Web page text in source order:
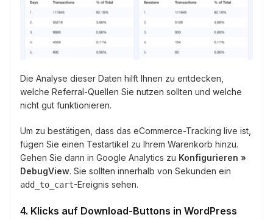
Die Analyse dieser Daten hilft Ihnen zu entdecken,
welche Referral-Quellen Sie nutzen sollten und welche
nicht gut funktionieren.
Um zu bestätigen, dass das eCommerce-Tracking live ist,
fügen Sie einen Testartikel zu Ihrem Warenkorb hinzu.
Gehen Sie dann in Google Analytics zu Konfigurieren »
DebugView. Sie sollten innerhalb von Sekunden ein
add_to_cart-Ereignis sehen.
4. Klicks auf Download-Buttons in WordPress